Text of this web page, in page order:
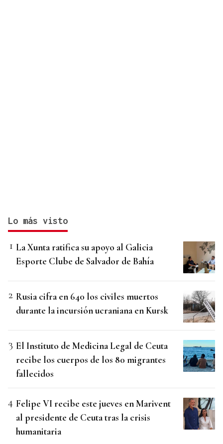
Lo más visto
La Xunta ratifica su apoyo al Galicia
Esporte Clube de Salvador de Bahía
Rusia cifra en 640 los civiles muertos
durante la incursión ucraniana en Kursk
El Instituto de Medicina Legal de Ceuta
recibe los cuerpos de los 80 migrantes
fallecidos
Felipe VI recibe este jueves en Marivent
al presidente de Ceuta tras la crisis
humanitaria